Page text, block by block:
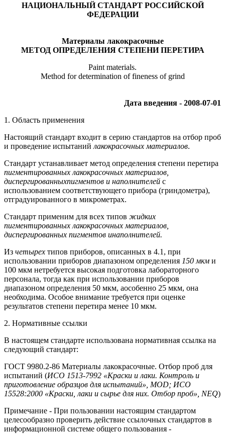
НАЦИОНАЛЬНЫЙ СТАНДАРТ РОССИЙСКОЙ
ФЕДЕРАЦИИ
Материалы лакокрасочные
МЕТОД ОПРЕДЕЛЕНИЯ СТЕПЕНИ ПЕРЕТИРА
Paint materials.
Method for determination of fineness of grind
Дата введения - 2008-07-01
1. Область применения
Настоящий стандарт входит в серию стандартов на отбор проб
и проведение испытаний лакокрасочных материалов.
Стандарт устанавливает метод определения степени перетира
пигментированных лакокрасочных материалов,
диспергированныхпигментов и наполнителей с
использованием соответствующего прибора (гриндометра),
отградуированного в микрометрах.
Стандарт применим для всех типов жидких
пигментированных лакокрасочных материалов,
диспергированных пигментов инаполнителей.
Из четырех типов приборов, описанных в 4.1, при
использовании приборов диапазоном определения 150 мкм и
100 мкм нетребуется высокая подготовка лабораторного
персонала, тогда как при использовании приборов
диапазоном определения 50 мкм, аособенно 25 мкм, она
необходима. Особое внимание требуется при оценке
результатов степени перетира менее 10 мкм.
2. Нормативные ссылки
В настоящем стандарте использована нормативная ссылка на
следующий стандарт:
ГОСТ 9980.2-86 Материалы лакокрасочные. Отбор проб для
испытаний (ИСО 1513-7992 «Краски и лаки. Контроль и
приготовление образцов для испытаний», MOD; ИСО
15528:2000 «Краски, лаки и сырье для них. Отбор проб», NEQ)
Примечание - При пользовании настоящим стандартом
целесообразно проверить действие ссылочных стандартов в
информационной системе общего пользования -